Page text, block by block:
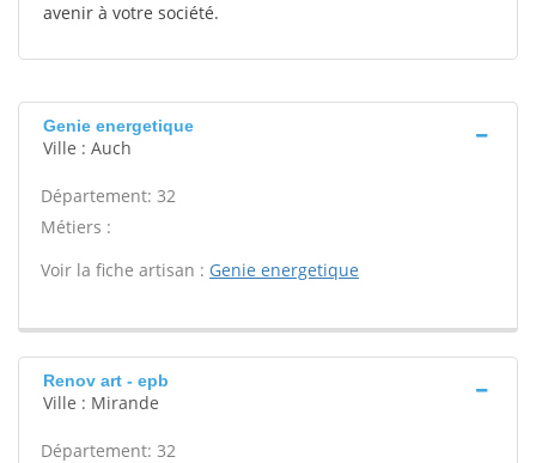
avenir à votre société.
Genie energetique
Ville : Auch
Département: 32
Métiers :
Voir la fiche artisan : Genie energetique
Renov art - epb
Ville : Mirande
Département: 32